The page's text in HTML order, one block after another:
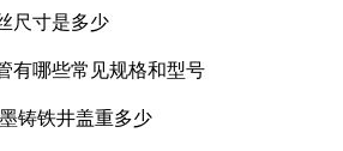
尺寸是多少
有哪些常见规格和型号
铸铁井盖重多少